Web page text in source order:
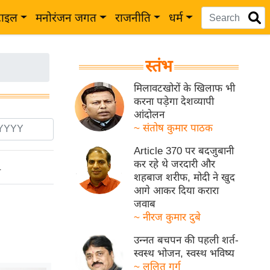
मनोरंजन जगत राजनीति धर्म
स्तंभ
मिलावटखोरों के खिलाफ भी
करना पड़ेगा देशव्यापी
आंदोलन
~ संतोष कुमार पाठक
Article 370 पर बदजुबानी
कर रहे थे जरदारी और
शहबाज शरीफ, मोदी ने खुद
आगे आकर दिया करारा
जवाब
~ नीरज कुमार दुबे
उन्नत बचपन की पहली शर्त-
स्वस्थ भोजन, स्वस्थ भविष्य
~ ललित गर्ग